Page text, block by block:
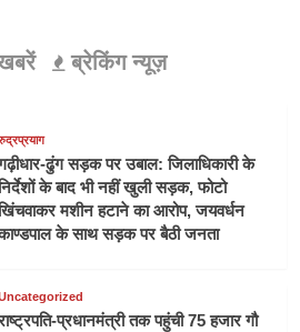
ब्रेकिंग न्यूज़
ढुंग सड़क पर उबाल: जिलाधिकारी के
के बाद भी नहीं खुली सड़क, फोटो
मशीन हटाने का आरोप, जयवर्धन
के साथ सड़क पर बैठी जनता
प्रधानमंत्री तक पहुंची 75 हजार गौ